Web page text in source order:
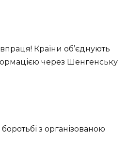
Країни об’єднують
через Шенгенську
з організованою